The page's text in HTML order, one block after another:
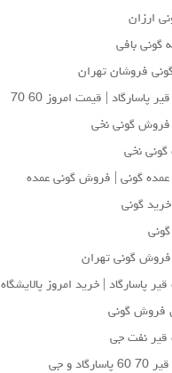
ارزان
گونی بافی
گونی فروشان تهران
پاسارگاد | قیمت امروز 60 70
فروش گونی نخی
نخی
گونی | فروش گونی عمده
گونی
گونی تهران
پاسارگاد | خرید امروز پالایشگاه
فروش گونی
قیر نفت جی
و جی